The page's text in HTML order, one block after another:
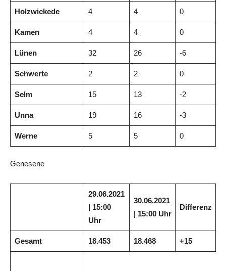
Holzwickede 4 4 0
Kamen 4 4 0
Lünen 32 26 -6
Schwerte 2 2 0
Selm 15 13 -2
Unna 19 16 -3
Werne 5 5 0
Genesene
29.06.2021
| 15:00
Uhr
30.06.2021
| 15:00 Uhr
Differenz
Gesamt 18.453 18.468 +15